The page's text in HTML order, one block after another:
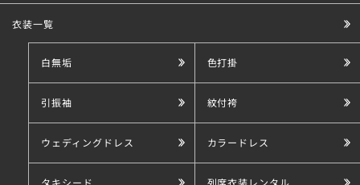
衣装一覧
白無垢 色打掛
引振袖 紋付袴
ウェディングドレス カラードレス